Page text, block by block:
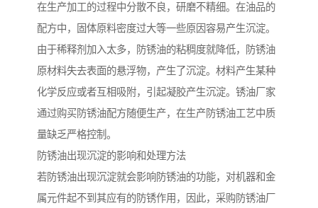
在生产加工的过程中分散不良，研磨不精细。在油品的
配方中，固体原料密度过大等一些原因容易产生沉淀。
由于稀释剂加入太多，防锈油的粘稠度就降低，防锈油
原材料失去表面的悬浮物，产生了沉淀。材料产生某种
化学反应或者互相吸附，引起凝胶产生沉淀。锈油厂家
通过购买防锈油配方随便生产，在生产防锈油工艺中质
量缺乏严格控制。
防锈油出现沉淀的影响和处理方法
若防锈油出现沉淀就会影响防锈油的功能，对机器和金
属元件起不到其应有的防锈作用，因此，采购防锈油厂